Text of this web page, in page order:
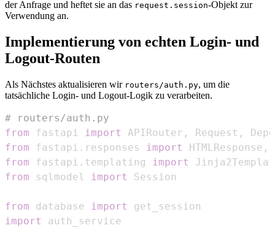
der Anfrage und heftet sie an das request.session-Objekt zur
Verwendung an.
Implementierung von echten Login- und
Logout-Routen
Als Nächstes aktualisieren wir routers/auth.py, um die
tatsächliche Login- und Logout-Logik zu verarbeiten.
# routers/auth.py
from fastapi import APIRouter , Request ,
from fastapi . responses import HTMLResponse ,
from fastapi . templating import
from sqlmodel import
from database import
import